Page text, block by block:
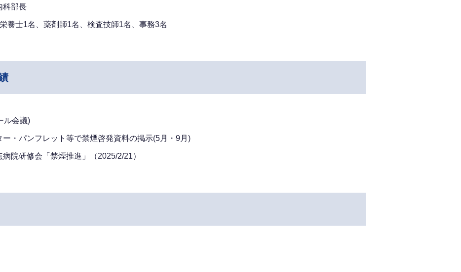
科部長
栄養士1名、薬剤師1名、検査技師1名、事務3名
ル会議)
・パンフレット等で禁煙啓発資料の掲示(5月・9月)
院研修会「禁煙推進」（2025/2/21）